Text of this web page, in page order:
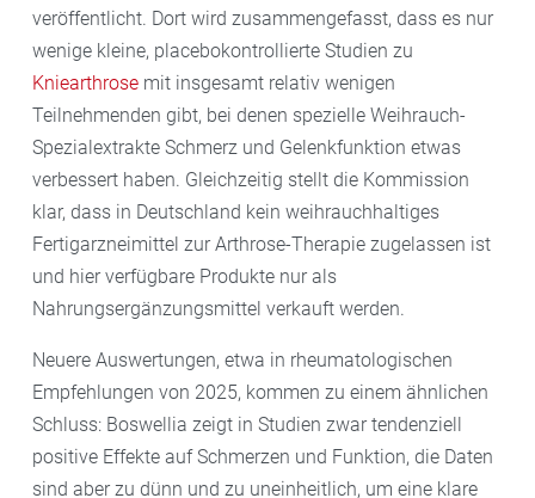
veröffentlicht. Dort wird zusammengefasst, dass es nur
wenige kleine, placebokontrollierte Studien zu
Kniearthrose mit insgesamt relativ wenigen
Teilnehmenden gibt, bei denen spezielle Weihrauch-
Spezialextrakte Schmerz und Gelenkfunktion etwas
verbessert haben. Gleichzeitig stellt die Kommission
klar, dass in Deutschland kein weihrauchhaltiges
Fertigarzneimittel zur Arthrose-Therapie zugelassen ist
und hier verfügbare Produkte nur als
Nahrungsergänzungsmittel verkauft werden.
Neuere Auswertungen, etwa in rheumatologischen
Empfehlungen von 2025, kommen zu einem ähnlichen
Schluss: Boswellia zeigt in Studien zwar tendenziell
positive Effekte auf Schmerzen und Funktion, die Daten
sind aber zu dünn und zu uneinheitlich, um eine klare